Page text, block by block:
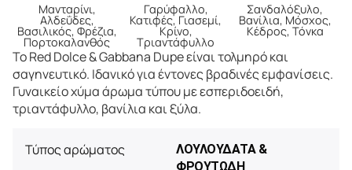
Μανταρίνι,
Αλδεΰδες,
Βασιλικός, Φρέζια,
Πορτοκαλανθός
Γαρύφαλλο,
Κατιφές, Γιασεμί,
Κρίνο,
Τριαντάφυλλο
Σανδαλόξυλο,
Βανίλια, Μόσχος,
Κέδρος, Τόνκα
Το Red Dolce & Gabbana Dupe είναι τολμηρό και
σαγηνευτικό. Ιδανικό για έντονες βραδινές εμφανίσεις.
Γυναικείο χύμα άρωμα τύπου με εσπεριδοειδή,
τριαντάφυλλο, βανίλια και ξύλα.
Τύπος αρώματος
ΛΟΥΛΟΥΔΑΤΑ &
ΦΡΟΥΤΩΔΗ